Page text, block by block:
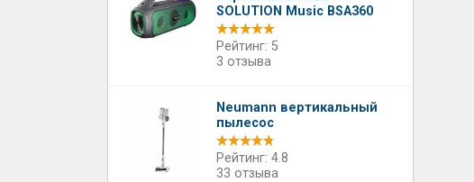
SOLUTION Music BSA360
Рейтинг: 5
3 отзыва
Neumann вертикальный
пылесос
Рейтинг: 4.8
33 отзыва